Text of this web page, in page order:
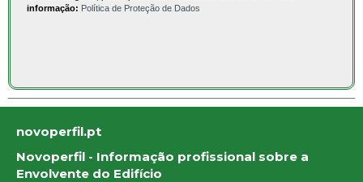
informação: Política de Proteção de Dados
novoperfil.pt
Novoperfil - Informação profissional sobre a
Envolvente do Edifício